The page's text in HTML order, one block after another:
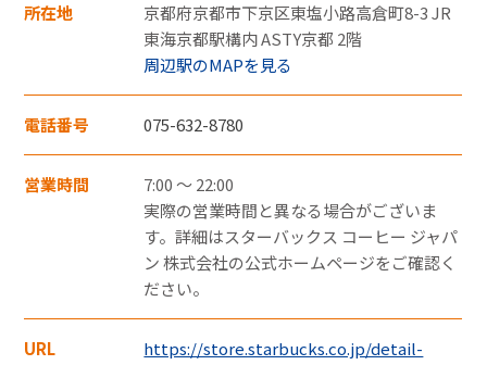
東海新幹線の駅店舗で駅弁が受取れる駅弁予約サイトです。
JR東海MARKET
所在地
京都府京都市下京区東塩小路高倉町8-3 JR
東海京都駅構内 ASTY京都 2階
周辺駅のMAPを見る
電話番号 075-632-8780
営業時間
7:00 ～ 22:00
実際の営業時間と異なる場合がございま
す。詳細はスターバックス コーヒー ジャパ
ン 株式会社の公式ホームページをご確認く
ださい。
URL
https://store.starbucks.co.jp/detail-
・30,000円（税込）以上のクレジットカード
支払いについては暗証番号の入力、
もしくは「クレジット売上票クレジット会
社控え（お店控）」にサインをいただきま
す。
・お支払い回数は1回払いのみです。
・郵便切手、テレフォンカード、POSAカー
ドのご購入にはご利用いただけません。
・一度のお会計でのご利用可能上限金額は、